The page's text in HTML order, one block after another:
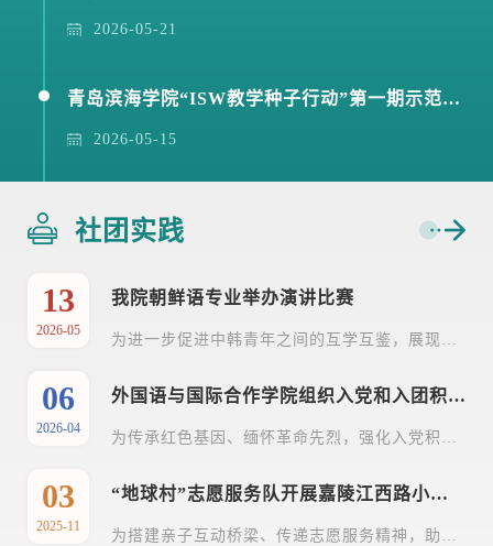
2026-05-21
青岛滨海学院“ISW教学种子行动”第一期示范教学展示走进国际语言文化学院与大专文理基础学院
2026-05-15
社团实践
13
2026-05
我院朝鲜语专业举办演讲比赛
为进一步促进中韩青年之间的互学互鉴，展现当代大学生的语言能力与国际视野，展示当代大学生的语言能力和文化素养，提升学生的韩语水平，我院朝鲜语专业于2026年5月12日在韩国村进行了韩语演讲比赛。朝鲜语专业各年级学生踊跃报名，积极参加本次讲演比赛。在比赛过程中，选手们依次进行了5分钟的演讲，朝鲜语专业5位老师担任评委。选手们发音标准、情感真挚，仪态大方得体，慷慨激昂地进行演讲。通过严格的评审，2022级朝鲜语专业的武源惠等6名同学荣获了一、...
06
2026-04
外国语与国际合作学院组织入党和入团积极分子参观青岛革命烈士纪念馆
为传承红色基因、缅怀革命先烈，强化入党积极分子和入团积极分子思想政治引领，传承红色基因，2026年清明节之际，外国语与国际合作学院学生党支部以主题教育的形式，组织入党积极分子和入团积极分子一同前往青岛革命烈士纪念馆，开展红色教育实践活动，感悟革命精神，坚定向党组织和团组织靠拢的决心。 活动现场，同学们怀着崇敬肃穆的心情有序步入纪念馆，在苍松翠柏环绕四周，庄严肃穆的氛围让大家瞬间安静下来。在烈士群雕前，全体人员整齐列队，...
03
2025-11
“地球村”志愿服务队开展嘉陵江西路小学亲子运动会志愿服务活动
为搭建亲子互动桥梁、传递志愿服务精神，助力社区与校园共建，外国语与国际合作学院团总支组织学院“地球村”志愿服务队于2025年11月1日下午，在嘉陵江西路小学操场开展亲子运动会专项志愿服务。活动由青云路社区与嘉陵江西路小学联合主办，学院志愿者通过前期线上报名筛选参与其中。志愿者们提前到达指定地点开始准备工作后，在社区工作人员与学校老师指导下布置场地，检查器材安全性并张贴指引标识；活动开场后，志愿者分组负责签到引导，...